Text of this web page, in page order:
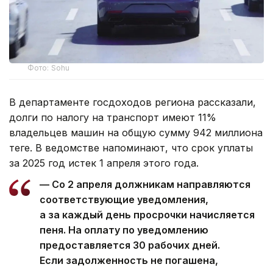
Фото: Sohu
В департаменте госдоходов региона рассказали,
долги по налогу на транспорт имеют 11%
владельцев машин на общую сумму 942 миллиона
теңге. В ведомстве напоминают, что срок уплаты
за 2025 год истек 1 апреля этого года.
— Со 2 апреля должникам направляются
соответствующие уведомления,
а за каждый день просрочки начисляется
пеня. На оплату по уведомлению
предоставляется 30 рабочих дней.
Если задолженность не погашена,